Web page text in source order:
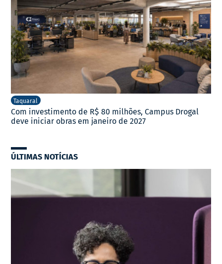
Taquaral
Com investimento de R$ 80 milhões, Campus Drogal
deve iniciar obras em janeiro de 2027
ÚLTIMAS NOTÍCIAS